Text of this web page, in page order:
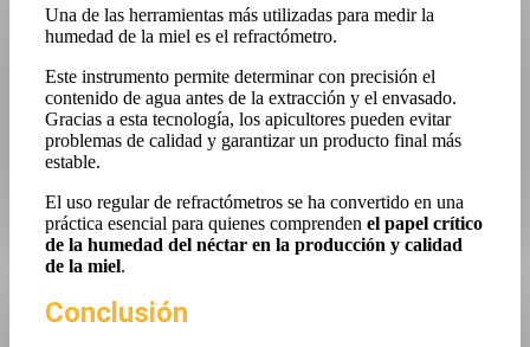
Una de las herramientas más utilizadas para medir la
humedad de la miel es el refractómetro.
Este instrumento permite determinar con precisión el
contenido de agua antes de la extracción y el envasado.
Gracias a esta tecnología, los apicultores pueden evitar
problemas de calidad y garantizar un producto final más
estable.
El uso regular de refractómetros se ha convertido en una
práctica esencial para quienes comprenden el papel crítico
de la humedad del néctar en la producción y calidad
de la miel.
Conclusión